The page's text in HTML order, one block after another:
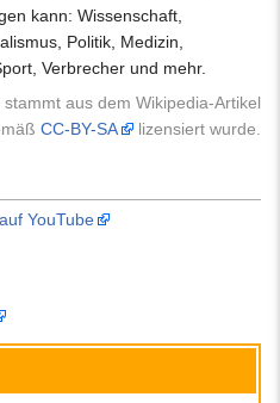
kann: Wissenschaft,
Politik, Medizin,
Verbrecher und mehr.
aus dem Wikipedia-Artikel
CC-BY-SA lizensiert wurde.
YouTube